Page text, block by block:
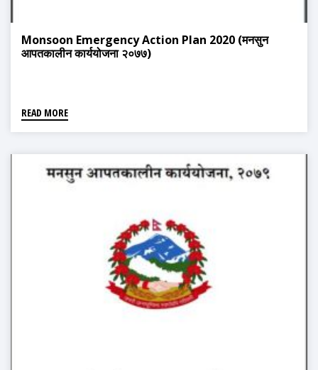
Monsoon Emergency Action Plan 2020 (मनसुन
आपतकालीन कार्ययोजना २०७७)
READ MORE